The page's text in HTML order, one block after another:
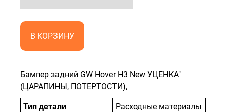
В КОРЗИНУ
Бампер задний GW Hover H3 New УЦЕНКА"
(ЦАРАПИНЫ, ПОТЕРТОСТИ),
Тип детали
Расходные материалы